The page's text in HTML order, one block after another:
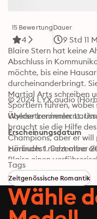
15 Bewertung
4
Dauer
9 Std 11
Blaire Stern hat keine
Abschluss in
möchte, bis eine
durcheinanderbringt.
Martial Arts schreiben
Sportlern führen,
Wylder kennenlernt.
braucht sie die Hilfe
Champions, aber er
zumindest nicht ohne
Blaire einen
ihre Fragen, wenn sie
kommen sich immer
das alles verändern
© 2024 LYX.audio
Übersetzer:innen:
Erscheinungsdatum
Hörbuch: 1. Dezember
Tags
Zeitgenössische Romantik
Wähle